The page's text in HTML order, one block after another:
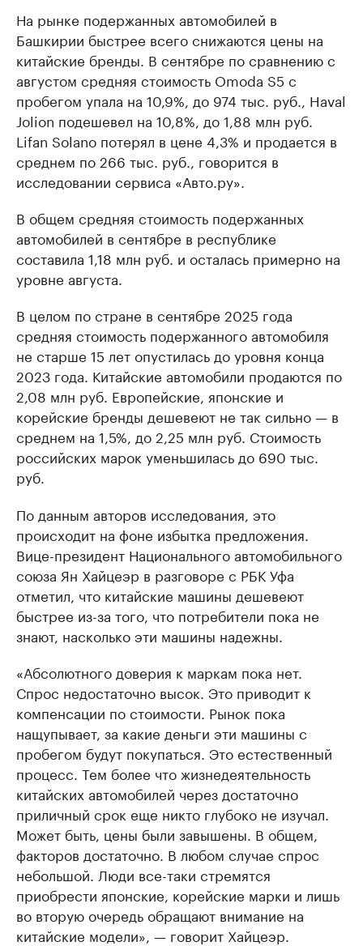
На рынке подержанных автомобилей в
Башкирии быстрее всего снижаются цены на
китайские бренды. В сентябре по сравнению с
августом средняя стоимость Omoda S5 с
пробегом упала на 10,9%, до 974 тыс. руб., Haval
Jolion подешевел на 10,8%, до 1,88 млн руб.
Lifan Solano потерял в цене 4,3% и продается в
среднем по 266 тыс. руб., говорится в
исследовании сервиса «Авто.ру».
В общем средняя стоимость подержанных
автомобилей в сентябре в республике
составила 1,18 млн руб. и осталась примерно на
уровне августа.
В целом по стране в сентябре 2025 года
средняя стоимость подержанного автомобиля
не старше 15 лет опустилась до уровня конца
2023 года. Китайские автомобили продаются по
2,08 млн руб. Европейские, японские и
корейские бренды дешевеют не так сильно — в
среднем на 1,5%, до 2,25 млн руб. Стоимость
российских марок уменьшилась до 690 тыс.
руб.
По данным авторов исследования, это
происходит на фоне избытка предложения.
Вице-президент Национального автомобильного
союза Ян Хайцеэр в разговоре с РБК Уфа
отметил, что китайские машины дешевеют
быстрее из-за того, что потребители пока не
знают, насколько эти машины надежны.
«Абсолютного доверия к маркам пока нет.
Спрос недостаточно высок. Это приводит к
компенсации по стоимости. Рынок пока
нащупывает, за какие деньги эти машины с
пробегом будут покупаться. Это естественный
процесс. Тем более что жизнедеятельность
китайских автомобилей через достаточно
приличный срок еще никто глубоко не изучал.
Может быть, цены были завышены. В общем,
факторов достаточно. В любом случае спрос
небольшой. Люди все-таки стремятся
приобрести японские, корейские марки и лишь
во вторую очередь обращают внимание на
китайские модели», — говорит Хайцеэр.